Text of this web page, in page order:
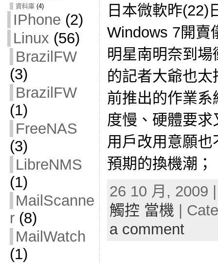
資料庫(4)
IPhone (2)
Linux (56)
BrazilFW
(3)
BrazilFW
(1)
FreeNAS
(3)
LibreNMS
(1)
MailScanne
r(8)
MailWatch
(1)
日本微軟昨(22)
Windows 7開賣
明星南明奈到
的記者大爺也
前推出的作業
度慢、硬體要
用戶改用意願
預期的換機潮
26 10 月, 2009
觸控 當機 |
a comment